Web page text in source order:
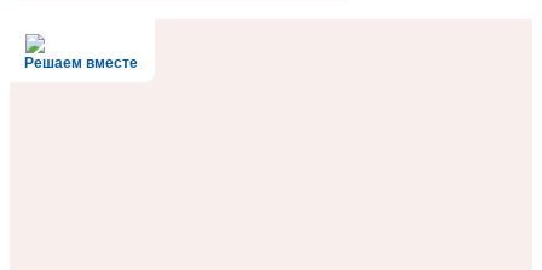
Решаем вместе